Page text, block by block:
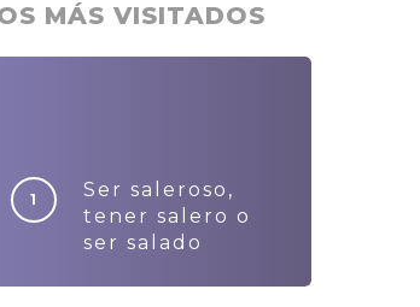
MÁS VISITADOS
Ser saleroso,
tener salero o
ser salado